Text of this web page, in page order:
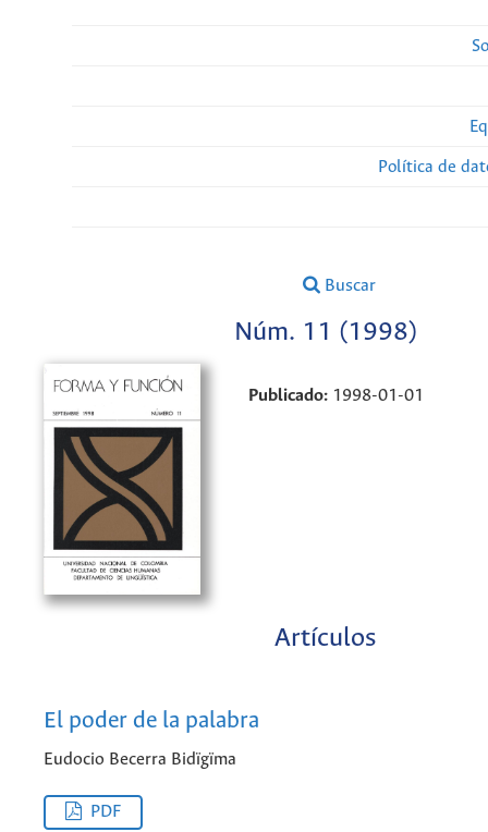
Política de
Buscar
Núm. 11 (1998)
Publicado: 1998-01-01
Artículos
El poder de la palabra
Eudocio Becerra Bidïgïma
PDF